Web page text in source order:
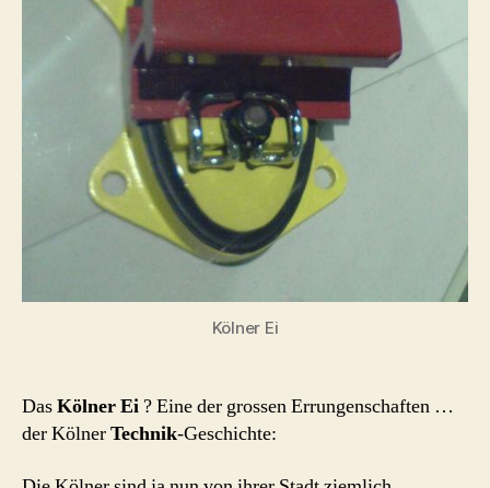
Kölner Ei
DasKölner Ei ? Eine der grossen Errungenschaften …
der KölnerTechnik-Geschichte: